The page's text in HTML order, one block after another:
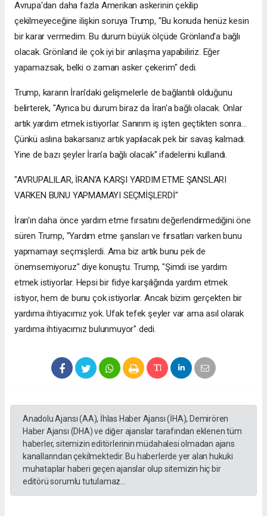
Avrupa'dan daha fazla Amerikan askerinin çekilip
çekilmeyeceğine ilişkin soruya Trump, "Bu konuda henüz kesin
bir karar vermedim. Bu durum büyük ölçüde Grönland'a bağlı
olacak. Grönland ile çok iyi bir anlaşma yapabiliriz. Eğer
yapamazsak, belki o zaman asker çekerim" dedi.
Trump, kararın İran'daki gelişmelerle de bağlantılı olduğunu
belirterek, "Ayrıca bu durum biraz da İran'a bağlı olacak. Onlar
artık yardım etmek istiyorlar. Sanırım iş işten geçtikten sonra...
Çünkü aslına bakarsanız artık yapılacak pek bir savaş kalmadı.
Yine de bazı şeyler İran'a bağlı olacak" ifadelerini kullandı.
"AVRUPALILAR, İRAN'A KARŞI YARDIM ETME ŞANSLARI
VARKEN BUNU YAPMAMAYI SEÇMİŞLERDİ"
İran'ın daha önce yardım etme fırsatını değerlendirmediğini öne
süren Trump, "Yardım etme şansları ve fırsatları varken bunu
yapmamayı seçmişlerdi. Ama biz artık bunu pek de
önemsemiyoruz" diye konuştu. Trump, "Şimdi ise yardım
etmek istiyorlar. Hepsi bir fidye karşılığında yardım etmek
istiyor, hem de bunu çok istiyorlar. Ancak bizim gerçekten bir
yardıma ihtiyacımız yok. Ufak tefek şeyler var ama asıl olarak
yardıma ihtiyacımız bulunmuyor" dedi.
Anadolu Ajansı (AA), İhlas Haber Ajansı (İHA), Demirören
Haber Ajansı (DHA) ve diğer ajanslar tarafından eklenen tüm
haberler, sitemizin editörlerinin müdahalesi olmadan ajans
kanallarından çekilmektedir. Bu haberlerde yer alan hukuki
muhataplar haberi geçen ajanslar olup sitemizin hiç bir
editörü sorumlu tutulamaz...